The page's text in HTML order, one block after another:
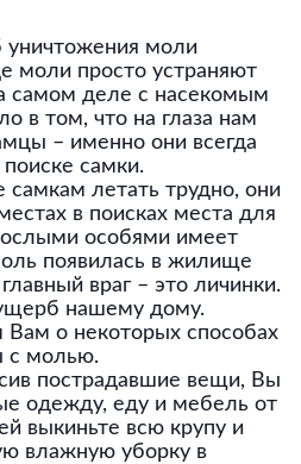
уничтожения моли
моли просто устраняют
самом деле с насекомым
в том, что на глаза нам
– именно они всегда
самки.
летать трудно, они
в поисках места для
особями имеет
появилась в жилище
враг – это личинки.
нашему дому.
о некоторых способах
с молью.
пострадавшие вещи, Вы
одежду, еду и мебель от
выкиньте всю крупу и
влажную уборку в